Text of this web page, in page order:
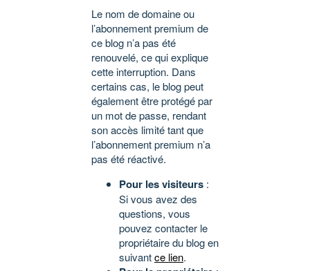
Le nom de domaine ou
l’abonnement premium de
ce blog n’a pas été
renouvelé, ce qui explique
cette interruption. Dans
certains cas, le blog peut
également être protégé par
un mot de passe, rendant
son accès limité tant que
l’abonnement premium n’a
pas été réactivé.
Pour les visiteurs :
Si vous avez des
questions, vous
pouvez contacter le
propriétaire du blog en
suivantce lien.